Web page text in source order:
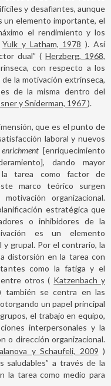
y desafiantes, aunque
un elemento importante, el
el rendimiento y los
Yulk y Latham, 1978 ). Así
dual” (Herzberg, 1968,
con respecto a los
la motivación extrínseca,
de la misma dentro del
y Sniderman, 1967).
que es el punto de
laboral y nuevos
[enriquecimiento
dando mayor
la tarea como factor de
marco teórico surgen
organizacional.
estratégica que
o inhibidores de la
es un elemento
grupal. Por el contrario, la
distorsión en la tarea con
como la fatiga y el
entre otros ( Katzenbach y
también se centra en las
un papel principal
el trabajo en equipo,
interpersonales y la
o dirección organizacional.
y Schaufeli, 2009 )
saludables” a través de la
la tarea como medio para